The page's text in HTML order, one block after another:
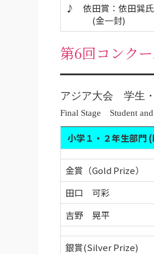
♪ 依田賞：依田巽氏
(金一封)
第6回コンク
アジア大会 学生
Final Stage Student
小学１・２年生部
金賞（Gold Prize）
田口 可彩
吉野 晃平
銀賞(Silver Prize)